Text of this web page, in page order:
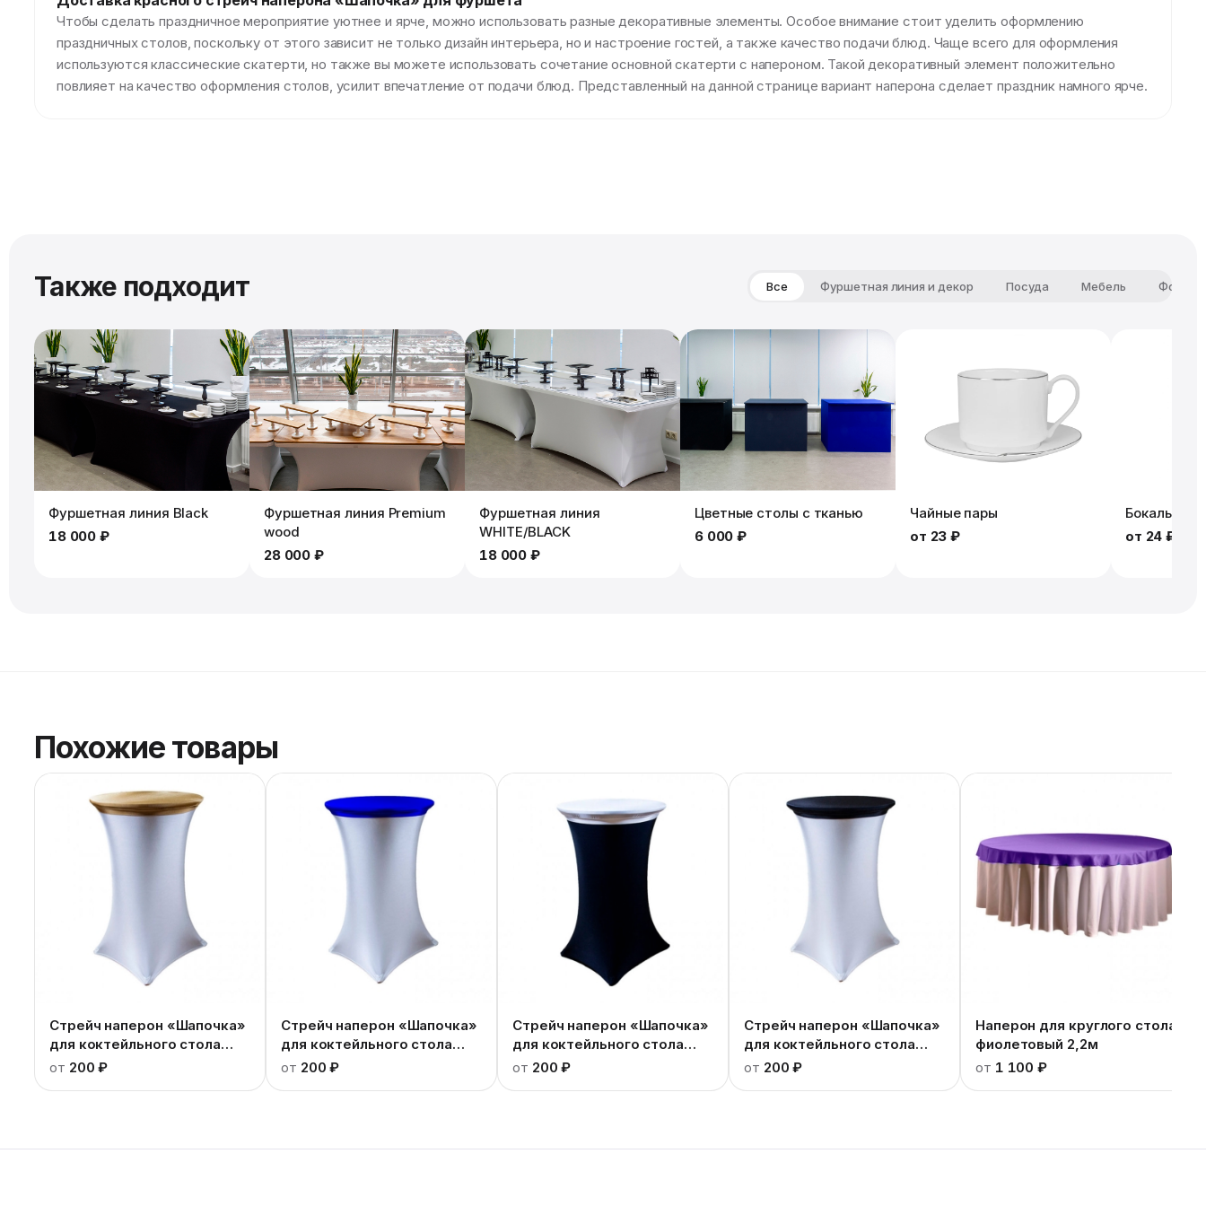
Чтобы сделать праздничное мероприятие уютнее и ярче, можно использовать разные декоративные элементы. Особое внимание стоит уделить оформлению
праздничных столов, поскольку от этого зависит не только дизайн интерьера, но и настроение гостей, а также качество подачи блюд. Чаще всего для оформления
используются классические скатерти, но также вы можете использовать сочетание основной скатерти с напероном. Такой декоративный элемент положительно
повлияет на качество оформления столов, усилит впечатление от подачи блюд. Представленный на данной странице вариант наперона сделает праздник намного ярче.
Также подходит Все Фуршетная линия и декор Посуда Мебель
Фуршетная линия Black
18 000 ₽
Фуршетная линия Premium
wood
28 000 ₽
Фуршетная линия
WHITE/BLACK
18 000 ₽
Цветные столы с тканью
6 000 ₽
Чайные пары
от 23 ₽
Бокалы
от 24 ₽
Похожие товары
Стрейч наперон «Шапочка»
для коктейльного стола
золотой
от 200 ₽
Стрейч наперон «Шапочка»
для коктейльного стола
синий
от 200 ₽
Стрейч наперон «Шапочка»
для коктейльного стола
белый
от 200 ₽
Стрейч наперон «Шапочка»
для коктейльного стола
черный
от 200 ₽
Наперон для круглого стола
фиолетовый 2,2м
от 1 100 ₽